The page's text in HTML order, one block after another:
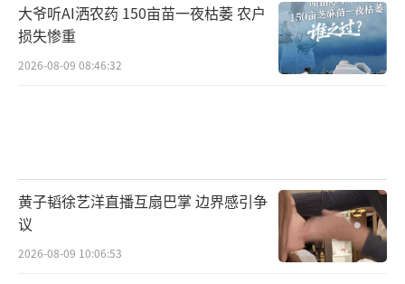
大爷听AI洒农药 150亩苗一夜枯萎 农户
损失惨重
2026-08-09 08:46:32
黄子韬徐艺洋直播互扇巴掌 边界感引争
议
2026-08-09 10:06:53